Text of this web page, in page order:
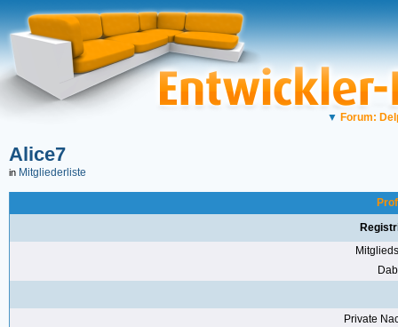
▼ Forum:
Alice7
in Mitgliederliste
Private